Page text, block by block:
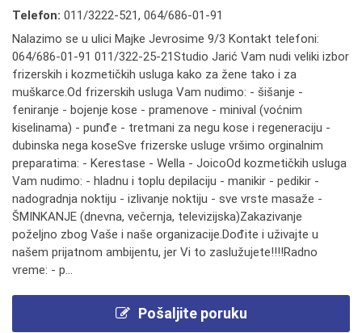
Telefon: 011/3222-521, 064/686-01-91
Nalazimo se u ulici Majke Jevrosime 9/3 Kontakt telefoni:
064/686-01-91 011/322-25-21Studio Jarić Vam nudi veliki izbor
frizerskih i kozmetičkih usluga kako za žene tako i za
muškarce.Od frizerskih usluga Vam nudimo: - šišanje -
feniranje - bojenje kose - pramenove - minival (voćnim
kiselinama) - punđe - tretmani za negu kose i regeneraciju -
dubinska nega koseSve frizerske usluge vršimo orginalnim
preparatima: - Kerestase - Wella - JoicoOd kozmetičkih usluga
Vam nudimo: - hladnu i toplu depilaciju - manikir - pedikir -
nadogradnja noktiju - izlivanje noktiju - sve vrste masaže -
ŠMINKANJE (dnevna, večernja, televizijska)Zakazivanje
poželjno zbog Vaše i naše organizacije.Dođite i uživajte u
našem prijatnom ambijentu, jer Vi to zaslužujete!!!!Radno
vreme: - p...
Pošaljite poruku